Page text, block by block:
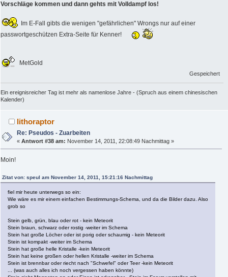
Vorschläge kommen und dann gehts mit Volldampf los!
Im E-Fall gibts die wenigen "gefährlichen" Wrongs nur auf einer
passwortgeschützen Extra-Seite für Kenner!
MetGold
Gespeichert
Ein ereignisreicher Tag ist mehr als namenlose Jahre - (Spruch aus einem chinesischen
Kalender)
lithoraptor
Re: Pseudos - Zuarbeiten
«Antwort #38 am: November 14, 2011, 22:08:49 Nachmittag »
Moin!
Zitat von: speul am November 14, 2011, 15:21:16 Nachmittag
fiel mir heute unterwegs so ein:
Wie wäre es mir einem einfachen Bestimmungs-Schema, und da die Bilder dazu. Also
grob so
Stein gelb, grün, blau oder rot - kein Meteorit
Stein braun, schwarz oder rostig -weiter im Schema
Stein hat große Löcher oder ist porig oder schaumig - kein Meteorit
Stein ist kompakt -weiter im Schema
Stein hat große helle Kristalle -kein Meteorit
Stein hat keine großen oder hellen Kristalle -weiter im Schema
Stein ist brennbar oder riecht nach "Schwefel" oder Teer -kein Meteorit
... (was auch alles ich noch vergessen haben könnte)